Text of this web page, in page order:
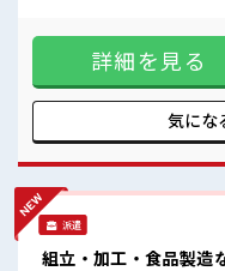
時間があれば昼寝もしち
職場にはロッカー完備！
私物の置きすぎには注意
ク制服アリ≫ 制
経験でも活躍で
だけど、 しっか
UP・ステップ
間で働ける≫ 福利
雰囲気 髪型に
う！ 職場にはロ
ですね★
詳細を見る
気にな
派遣
組立・加工・食品製造